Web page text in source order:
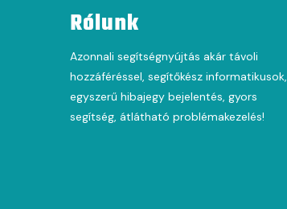
Rólunk
Azonnali segítségnyújtás akár távoli
hozzáféréssel, segítőkész informatikusok,
egyszerű hibajegy bejelentés, gyors
segítség, átlátható problémakezelés!